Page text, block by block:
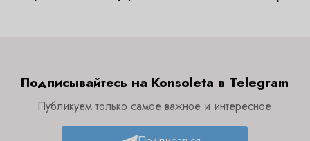
Подписывайтесь на Konsoleta в Telegram
Публикуем только самое важное и интересное